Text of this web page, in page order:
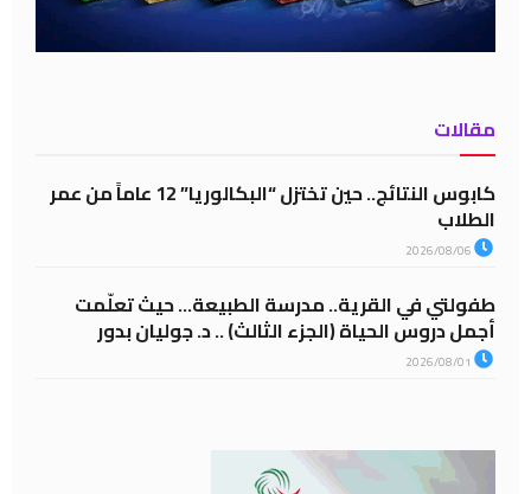
مقالات
كابوس النتائج.. حين تختزل “البكالوريا” 12 عاماً من عمر
الطلاب
طفولتي في القرية.. مدرسة الطبيعة… حيث تعلّمت
أجمل دروس الحياة (الجزء الثالث) .. د. جوليان بدور